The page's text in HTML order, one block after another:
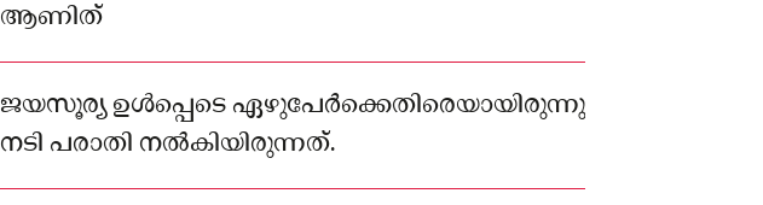
ആണിത്
ജയസൂര്യ ഉൾപ്പെടെ ഏഴുപേര്‍ക്കെതിരെയായിരുന്നു
നടി പരാതി നല്‍കിയിരുന്നത്.